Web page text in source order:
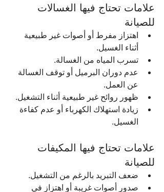
علامات تحتاج فيها الغسالات
للصيانة
اهتزاز مفرط أو أصوات غير طبيعية
أثناء الغسيل.
تسرب المياه من الغسالة.
عدم دوران البرميل أو توقف الغسالة
عن العمل.
ظهور روائح غير طبيعية أثناء التشغيل.
زيادة استهلاك الكهرباء أو عدم كفاءة
الغسيل.
علامات تحتاج فيها المكيفات
للصيانة
ضعف التبريد بالرغم من التشغيل.
صدور أصوات غريبة أو اهتزاز في